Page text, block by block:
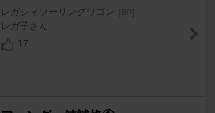
レガシィツーリングワゴン [BP]
レガ子さん
17